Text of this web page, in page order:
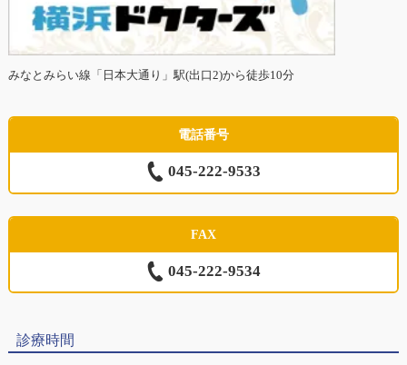
みなとみらい線「日本大通り」駅(出口2)から徒歩10分
電話番号
045-222-9533
FAX
045-222-9534
診療時間